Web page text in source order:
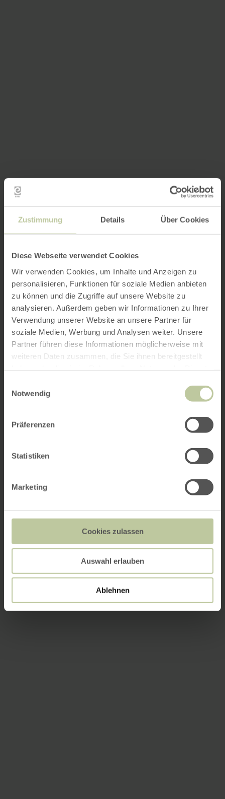
Zustimmung Details Über Cookies
Diese Webseite verwendet Cookies
Wir verwenden Cookies, um Inhalte und Anzeigen zu
personalisieren, Funktionen für soziale Medien anbieten
zu können und die Zugriffe auf unsere Website zu
analysieren. Außerdem geben wir Informationen zu Ihrer
Verwendung unserer Website an unsere Partner für
soziale Medien, Werbung und Analysen weiter. Unsere
Partner führen diese Informationen möglicherweise mit
weiteren Daten zusammen, die Sie ihnen bereitgestellt
Notwendig
Präferenzen
Statistiken
Marketing
Cookies zulassen
Auswahl erlauben
Ablehnen